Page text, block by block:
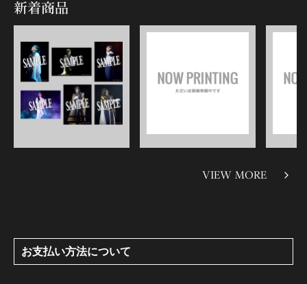
新着商品
VIEW MORE
お支払い方法について